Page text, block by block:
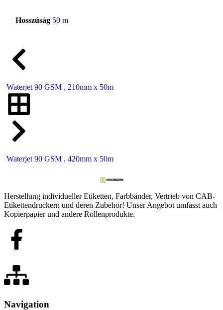
Hosszúság 50 m
Waterjet 90 GSM , 210mm x 50m
Waterjet 90 GSM , 420mm x 50m
Herstellung individueller Etiketten, Farbbänder, Vertrieb von CAB-
Etikettendruckern und deren Zubehör! Unser Angebot umfasst auch
Kopierpapier und andere Rollenprodukte.
Navigation